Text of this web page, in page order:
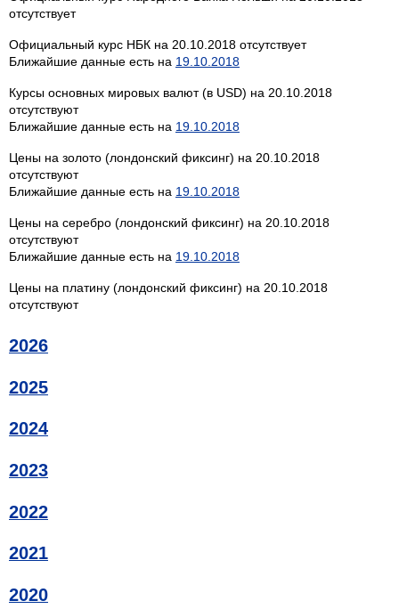
отсутствует
Официальный курс НБК на 20.10.2018 отсутствует
Ближайшие данные есть на 19.10.2018
Курсы основных мировых валют (в USD) на 20.10.2018
отсутствуют
Ближайшие данные есть на 19.10.2018
Цены на золото (лондонский фиксинг) на 20.10.2018
отсутствуют
Ближайшие данные есть на 19.10.2018
Цены на серебро (лондонский фиксинг) на 20.10.2018
отсутствуют
Ближайшие данные есть на 19.10.2018
Цены на платину (лондонский фиксинг) на 20.10.2018
отсутствуют
2026
2025
2024
2023
2022
2021
2020